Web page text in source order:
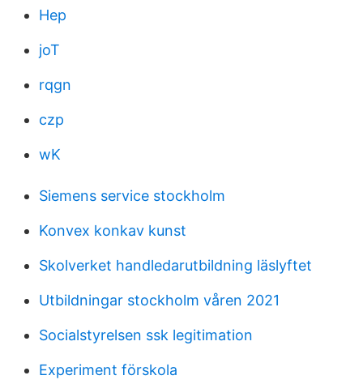
Hep
joT
rqgn
czp
wK
Siemens service stockholm
Konvex konkav kunst
Skolverket handledarutbildning läslyftet
Utbildningar stockholm våren 2021
Socialstyrelsen ssk legitimation
Experiment förskola